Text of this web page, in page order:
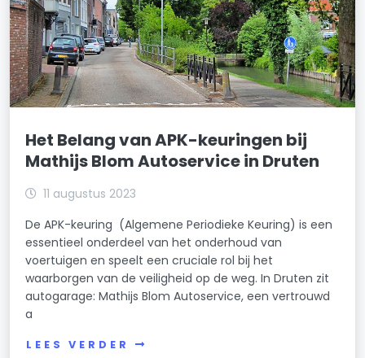
Het Belang van APK-keuringen bij
Mathijs Blom Autoservice in Druten
11 augustus 2023
De APK-keuring (Algemene Periodieke Keuring) is een
essentieel onderdeel van het onderhoud van
voertuigen en speelt een cruciale rol bij het
waarborgen van de veiligheid op de weg. In Druten zit
autogarage: Mathijs Blom Autoservice, een vertrouwd
a
LEES VERDER